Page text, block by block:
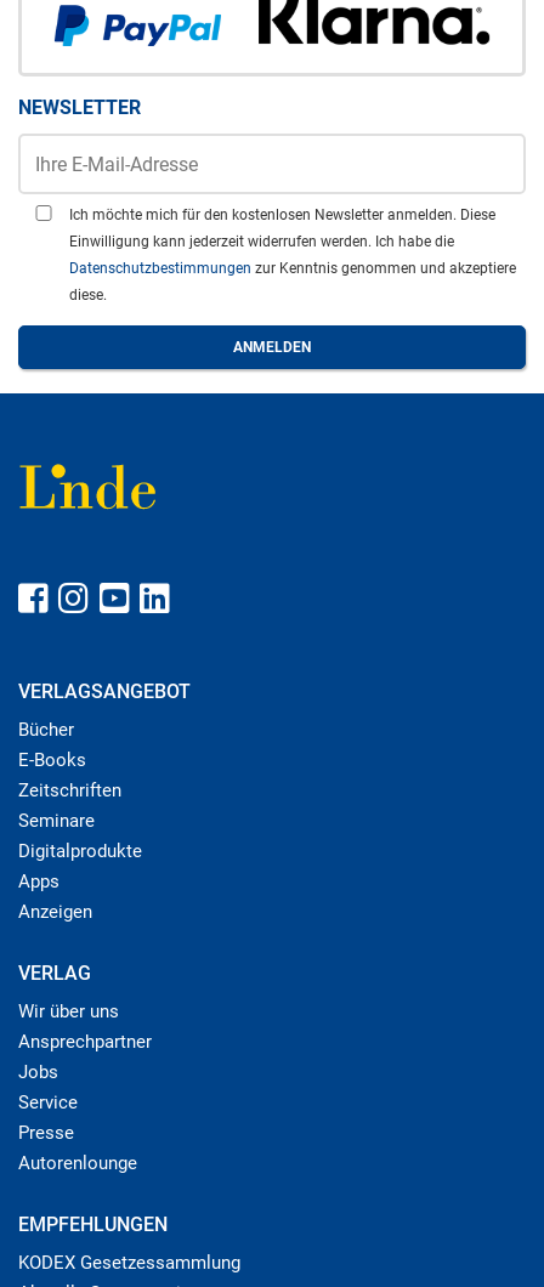
NEWSLETTER
Ich möchte mich für den kostenlosen Newsletter anmelden. Diese
Einwilligung kann jederzeit widerrufen werden. Ich habe die
Datenschutzbestimmungen zur Kenntnis genommen und akzeptiere
diese.
VERLAGSANGEBOT
Bücher
E-Books
Zeitschriften
Seminare
Digitalprodukte
Apps
Anzeigen
VERLAG
Wir über uns
Ansprechpartner
Jobs
Service
Presse
Autorenlounge
EMPFEHLUNGEN
KODEX Gesetzessammlung